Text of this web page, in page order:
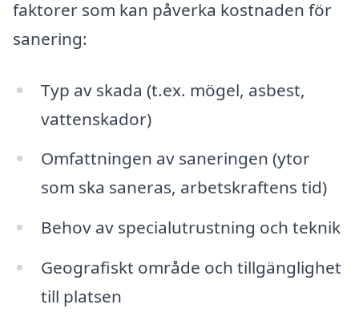
faktorer som kan påverka kostnaden för
sanering:
Typ av skada (t.ex. mögel, asbest,
vattenskador)
Omfattningen av saneringen (ytor
som ska saneras, arbetskraftens tid)
Behov av specialutrustning och teknik
Geografiskt område och tillgänglighet
till platsen